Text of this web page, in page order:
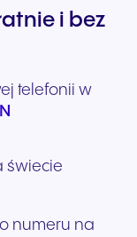
i bez
telefonii w
świecie
numeru na